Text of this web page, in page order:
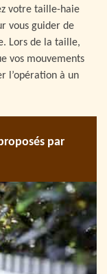
votre taille-haie
vous guider de
Lors de la taille,
vos mouvements
l’opération à un
par